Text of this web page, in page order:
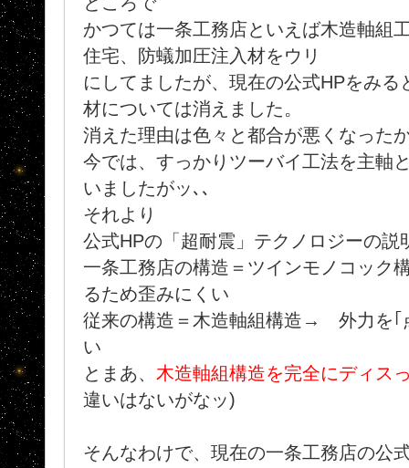
かつては一条工務店といえば木造軸組
住宅、防蟻加圧注入材をウリ
にしてましたが、現在の公式HPをみ
材については消えました。
消えた理由は色々と都合が悪くなった
今では、すっかりツーバイ工法を主軸
いましたがッ､､
それより
公式HPの「超耐震」テクノロジーの説
一条工務店の構造＝ツインモノコッ
るため歪みにくい
従来の構造＝木造軸組構造→ 外力を｢
い
とまあ、 木造軸組構造を完全にディス
違いはないがなッ)
そんなわけで、現在の一条工務店の公